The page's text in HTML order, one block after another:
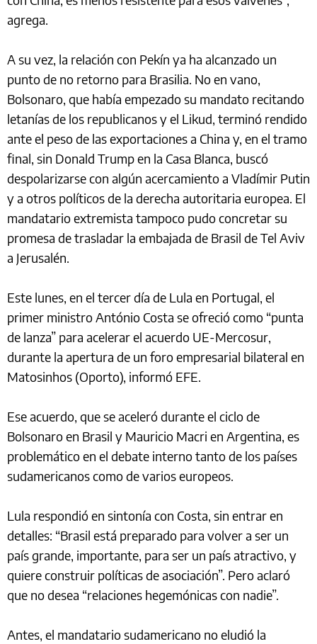
agrega.
A su vez, la relación con Pekín ya ha alcanzado un
punto de no retorno para Brasilia. No en vano,
Bolsonaro, que había empezado su mandato recitando
letanías de los republicanos y el Likud, terminó rendido
ante el peso de las exportaciones a China y, en el tramo
final, sin Donald Trump en la Casa Blanca, buscó
despolarizarse con algún acercamiento a Vladímir Putin
y a otros políticos de la derecha autoritaria europea. El
mandatario extremista tampoco pudo concretar su
promesa de trasladar la embajada de Brasil de Tel Aviv
a Jerusalén.
Este lunes, en el tercer día de Lula en Portugal, el
primer ministro António Costa se ofreció como “punta
de lanza” para acelerar el acuerdo UE-Mercosur,
durante la apertura de un foro empresarial bilateral en
Matosinhos (Oporto), informó EFE.
Ese acuerdo, que se aceleró durante el ciclo de
Bolsonaro en Brasil y Mauricio Macri en Argentina, es
problemático en el debate interno tanto de los países
sudamericanos como de varios europeos.
Lula respondió en sintonía con Costa, sin entrar en
detalles: “Brasil está preparado para volver a ser un
país grande, importante, para ser un país atractivo, y
quiere construir políticas de asociación”. Pero aclaró
que no desea “relaciones hegemónicas con nadie”.
Antes, el mandatario sudamericano no eludió la